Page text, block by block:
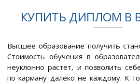
КУПИТЬ ДИПЛОМ В
Высшее образование получить
Стоимость обучения в
неуклонно растет, и позволить
по карману далеко не каждому. К